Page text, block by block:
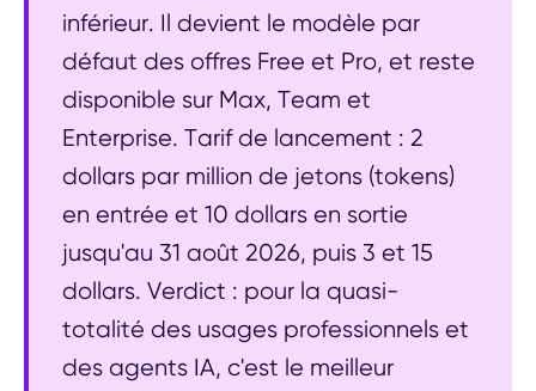
inférieur. Il devient le modèle par
défaut des offres Free et Pro, et reste
disponible sur Max, Team et
Enterprise. Tarif de lancement : 2
dollars par million de jetons (tokens)
en entrée et 10 dollars en sortie
jusqu'au 31 août 2026, puis 3 et 15
dollars. Verdict : pour la quasi-
totalité des usages professionnels et
des agents IA, c'est le meilleur